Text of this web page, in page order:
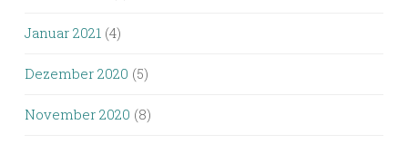
Januar 2021 (4)
Dezember 2020 (5)
November 2020 (8)